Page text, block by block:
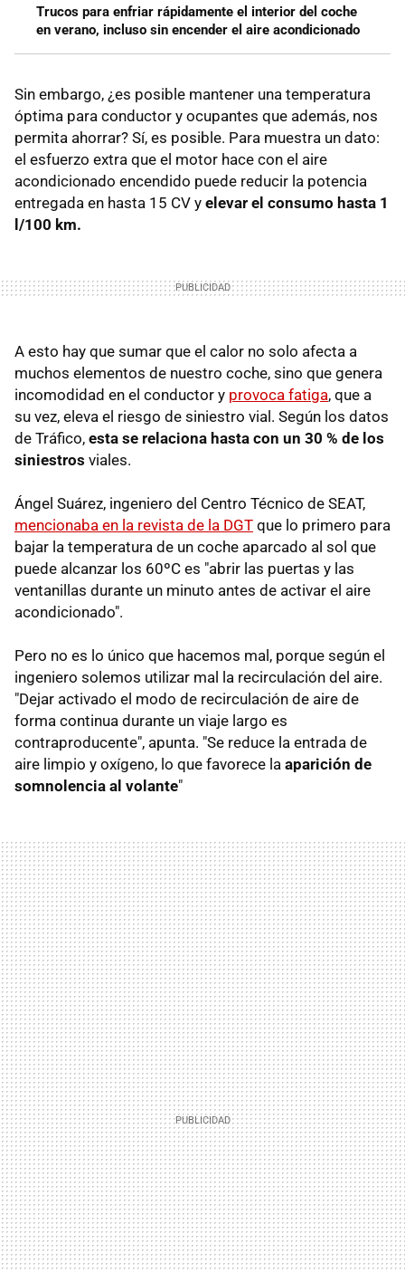
Trucos para enfriar rápidamente el interior del coche
en verano, incluso sin encender el aire acondicionado
Sin embargo, ¿es posible mantener una temperatura
óptima para conductor y ocupantes que además, nos
permita ahorrar? Sí, es posible. Para muestra un dato:
el esfuerzo extra que el motor hace con el aire
acondicionado encendido puede reducir la potencia
entregada en hasta 15 CV y elevar el consumo hasta 1
l/100 km.
A esto hay que sumar que el calor no solo afecta a
muchos elementos de nuestro coche, sino que genera
incomodidad en el conductor y provoca fatiga, que a
su vez, eleva el riesgo de siniestro vial. Según los datos
de Tráfico, esta se relaciona hasta con un 30 % de los
siniestros viales.
Ángel Suárez, ingeniero del Centro Técnico de SEAT,
mencionaba en la revista de la DGT que lo primero para
bajar la temperatura de un coche aparcado al sol que
puede alcanzar los 60ºC es "abrir las puertas y las
ventanillas durante un minuto antes de activar el aire
acondicionado".
Pero no es lo único que hacemos mal, porque según el
ingeniero solemos utilizar mal la recirculación del aire.
"Dejar activado el modo de recirculación de aire de
forma continua durante un viaje largo es
contraproducente", apunta. "Se reduce la entrada de
aire limpio y oxígeno, lo que favorece la aparición de
somnolencia al volante"